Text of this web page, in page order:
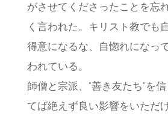
がさせてくださったことを忘
く言われた。キリスト教でも
得意になるな、自惚れになっ
われている。
師僧と宗派、”善き友たち”を
てば絶えず良い影響をいただ